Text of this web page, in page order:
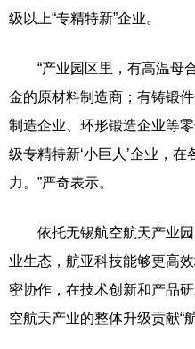
级以上“专精特新”企业。
“产业园区里，有高温母
金的原材料制造商；有铸锻
制造企业、环形锻造企业等
级专精特新‘小巨人’企业，
力。”严奇表示。
依托无锡航空航天产业园
业生态，航亚科技能够更高
密协作，在技术创新和产品
空航天产业的整体升级贡献“